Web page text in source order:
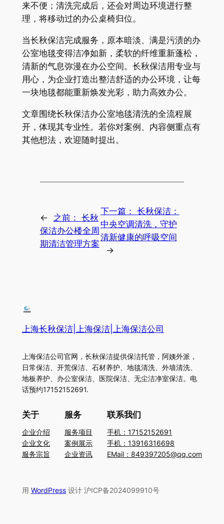
来不便；清洗完成后，还会对周边环境进行整
理，将移动过的办公桌椅归位。
当长秋保洁完成服务，原本暗淡、满是污渍的办
公室地毯变得洁净如新，柔软的纤维重新蓬松，
清新的气息弥漫在办公空间。长秋保洁用专业与
用心，为企业打造出整洁舒适的办公环境，让每
一块地毯都能重新焕发光彩，助力高效办公。
文章围绕长秋保洁办公室地毯清洗的全流程展
开，体现其专业性。若你对案例、内容侧重点有
其他想法，欢迎随时提出。
← 之前： 长秋
保洁办公楼全周
期清洁管理方案
下一篇： 长秋保洁：
中央空调清洗，守护
清新健康的呼吸空间
→
上海长秋保洁|上海保洁|上海保洁公司
上海保洁公司官网，长秋保洁提供保洁托管，阿姨外派，
日常保洁、开荒保洁、石材养护、地毯清洗、外墙清洗、
地板养护、办公室保洁、医院保洁、无尘洁净室保洁。电
话预约17152152691.
关于
企业介绍
企业文化
服务宗旨
服务
服务项目
案例展示
企业资讯
联系我们
手机：17152152691
手机：13916316698
EMail：849397205@qq.com
用 WordPress设计 沪ICP备2024099910号